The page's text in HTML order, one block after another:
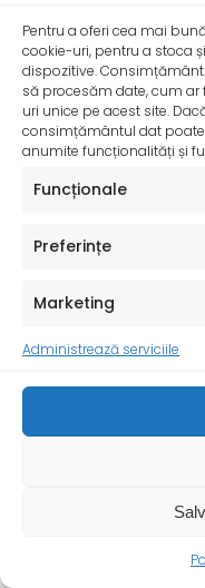
Pentru a oferi cea mai
cookie-uri, pentru a stoca
dispozitive.
să procesăm date, cum
uri unice pe acest site.
consimțământul dat
anumite funcționalități și
Funcționale
Preferințe
Marketing
Administrează serviciile
InfoMama – Ghidul
De peste 35 de
desfășoară